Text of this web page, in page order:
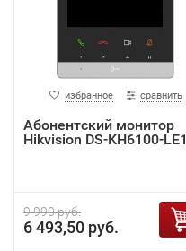
избранное сравнить
Абонентский монитор
Hikvision DS-KH6100-LE1
9 990 руб.
6 493,50 руб.